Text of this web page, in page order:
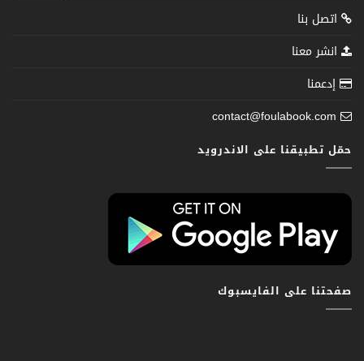
اتصل بنا
انشر معنا
إدعمنا
contact@foulabook.com
حمّل تطبيقنا على الاندرويد
صفحتنا على الفايسبوك